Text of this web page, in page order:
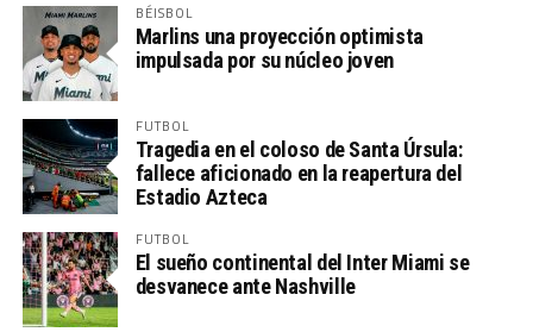
BÉISBOL
Marlins una proyección optimista
impulsada por su núcleo joven
FUTBOL
Tragedia en el coloso de Santa Úrsula:
fallece aficionado en la reapertura del
Estadio Azteca
FUTBOL
El sueño continental del Inter Miami se
desvanece ante Nashville